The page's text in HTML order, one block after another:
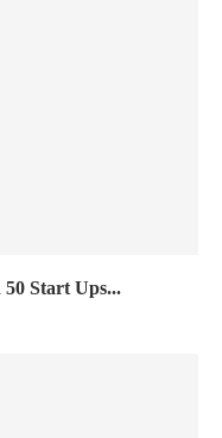
Start Ups...